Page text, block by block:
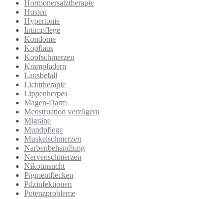
Hormonersatztherapie
Husten
Hypertonie
Intimpflege
Kondome
Kopflaus
Kopfschmerzen
Krampfadern
Lausbefall
Lichttherapie
Lippenherpes
Magen-Darm
Menstruation verzögern
Migräne
Mundpflege
Muskelschmerzen
Narbenbehandlung
Nervenschmerzen
Nikotinsucht
Pigmentflecken
Pilzinfektionen
Potenzprobleme